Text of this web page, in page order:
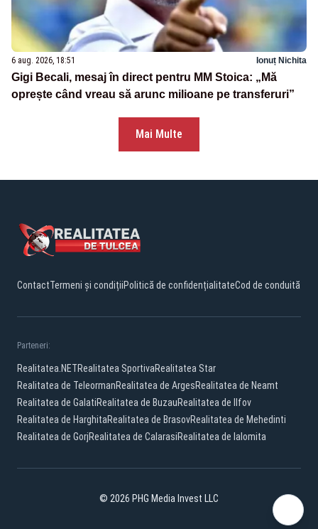
6 aug. 2026, 18:51 Ionuț Nichita
Gigi Becali, mesaj în direct pentru MM Stoica: „Mă
oprește când vreau să arunc milioane pe transferuri”
Mai Multe
ContactTermeni și condițiiPolitică de confidențialitateCod de conduită
Parteneri:
Realitatea.NETRealitatea SportivaRealitatea Star
Realitatea de TeleormanRealitatea de ArgesRealitatea de Neamt
Realitatea de GalatiRealitatea de BuzauRealitatea de Ilfov
Realitatea de HarghitaRealitatea de BrasovRealitatea de Mehedinti
Realitatea de GorjRealitatea de CalarasiRealitatea de Ialomita
© 2026 PHG Media Invest LLC